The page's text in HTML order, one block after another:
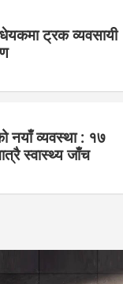
ट्रक व्यवसायी
नयाँ व्यवस्था : १७
स्वास्थ्य जाँच